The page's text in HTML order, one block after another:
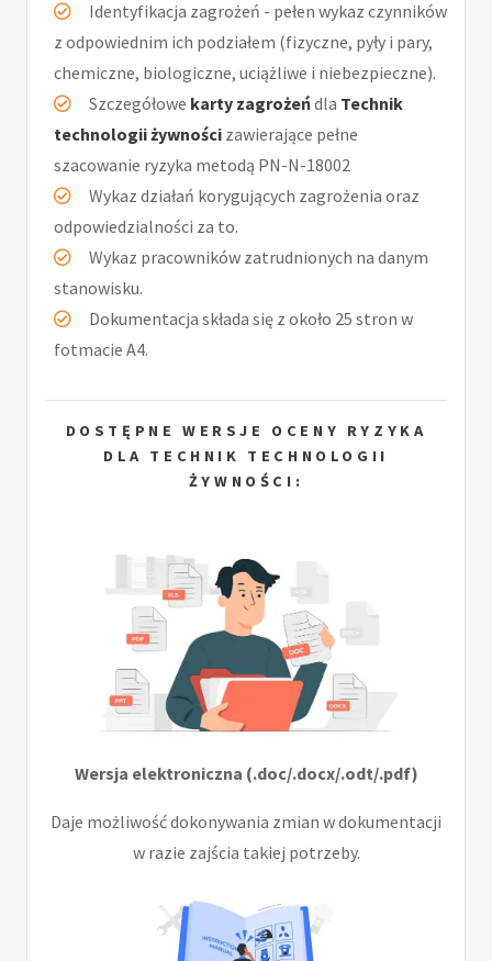
Identyfikacja zagrożeń - pełen wykaz czynników
z odpowiednim ich podziałem (fizyczne, pyły i pary,
chemiczne, biologiczne, uciążliwe i niebezpieczne).
Szczegółowe karty zagrożeńdla Technik
technologii żywności zawierające pełne
szacowanie ryzyka metodą PN-N-18002
Wykaz działań korygujących zagrożenia oraz
odpowiedzialności za to.
Wykaz pracowników zatrudnionych na danym
stanowisku.
Dokumentacja składa się z około 25 stron w
fotmacie A4.
DOSTĘPNE WERSJE OCENY RYZYKA
DLA TECHNIK TECHNOLOGII
ŻYWNOŚCI:
Wersja elektroniczna (.doc/.docx/.odt/.pdf)
Daje możliwość dokonywania zmian w dokumentacji
w razie zajścia takiej potrzeby.